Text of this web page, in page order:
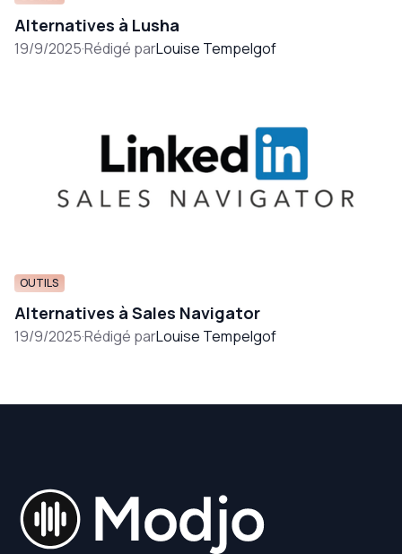
Alternatives à Lusha
19/9/2025·Rédigé parLouise Tempelgof
OUTILS
Alternatives à Sales Navigator
19/9/2025·Rédigé parLouise Tempelgof